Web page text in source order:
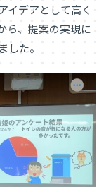
イデアとして高く
ら、提案の実現に
た。